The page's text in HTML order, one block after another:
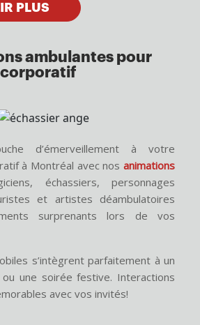
PLUS
ambulantes pour
d’émerveillement à votre
à Montréal avec nos animations
échassiers, personnages
et artistes déambulatoires
surprenants lors de vos
s’intègrent parfaitement à un
une soirée festive. Interactions
avec vos invités!